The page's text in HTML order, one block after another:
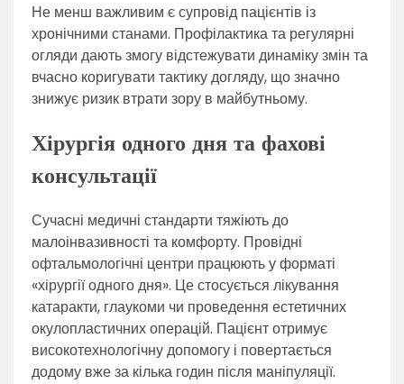
Не менш важливим є супровід пацієнтів із
хронічними станами. Профілактика та регулярні
огляди дають змогу відстежувати динаміку змін та
вчасно коригувати тактику догляду, що значно
знижує ризик втрати зору в майбутньому.
Хірургія одного дня та фахові
консультації
Сучасні медичні стандарти тяжіють до
малоінвазивності та комфорту. Провідні
офтальмологічні центри працюють у форматі
«хірургії одного дня». Це стосується лікування
катаракти, глаукоми чи проведення естетичних
окулопластичних операцій. Пацієнт отримує
високотехнологічну допомогу і повертається
додому вже за кілька годин після маніпуляції.